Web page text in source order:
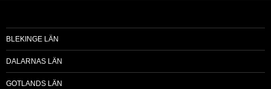
BLEKINGE LÄN
DALARNAS LÄN
GOTLANDS LÄN